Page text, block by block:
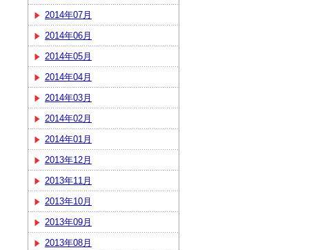
2014年07月
2014年06月
2014年05月
2014年04月
2014年03月
2014年02月
2014年01月
2013年12月
2013年11月
2013年10月
2013年09月
2013年08月